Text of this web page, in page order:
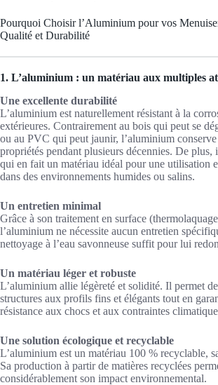
Pourquoi Choisir l’Aluminium pour vos
Qualité et Durabilité
1. L’aluminium : un matériau aux multiples
Une excellente durabilité
L’aluminium est naturellement résistant à la
extérieures. Contrairement au bois qui peut se
ou au PVC qui peut jaunir, l’aluminium conserve
propriétés pendant plusieurs décennies. De plus,
qui en fait un matériau idéal pour une utilisation
dans des environnements humides ou salins.
Un entretien minimal
Grâce à son traitement en surface
l’aluminium ne nécessite aucun entretien
nettoyage à l’eau savonneuse suffit pour lui
Un matériau léger et robuste
L’aluminium allie légèreté et solidité. Il permet
structures aux profils fins et élégants tout en
résistance aux chocs et aux contraintes
Une solution écologique et recyclable
L’aluminium est un matériau 100 % recyclable,
Sa production à partir de matières recyclées
considérablement son impact environnemental.